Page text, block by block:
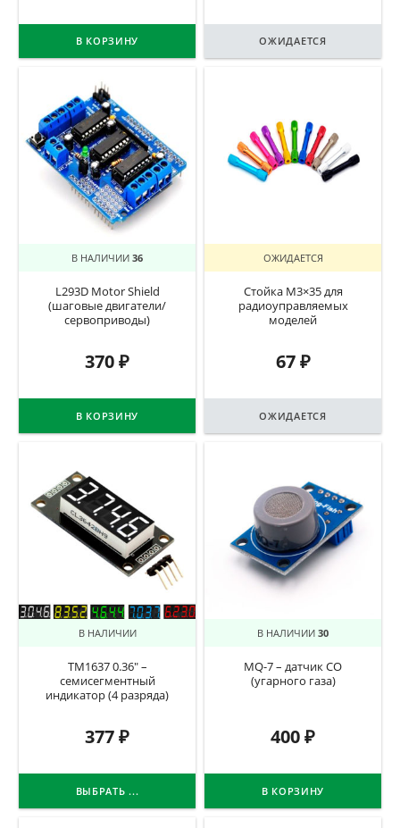
В КОРЗИНУ ОЖИДАЕТСЯ
В НАЛИЧИИ 36
L293D Motor Shield
(шаговые двигатели/
сервоприводы)
370₽
В КОРЗИНУ
ОЖИДАЕТСЯ
Стойка М3×35 для
радиоуправляемых
моделей
67₽
ОЖИДАЕТСЯ
В НАЛИЧИИ
TM1637 0.36″ –
семисегментный
индикатор (4 разряда)
377₽
ВЫБРАТЬ ...
В НАЛИЧИИ 30
MQ-7 – датчик CO
(угарного газа)
400₽
В КОРЗИНУ